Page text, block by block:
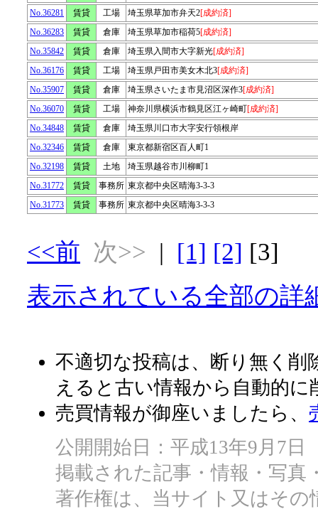
No.36281
賃貸 工場 埼玉県草加市弁天2[成約済]
No.36283
賃貸 倉庫 埼玉県草加市稲荷5[成約済]
No.35842
賃貸 倉庫 埼玉県入間市大字新光[成約済]
No.36176
賃貸 工場 埼玉県戸田市美女木北3[成約済]
No.35907
賃貸 倉庫 埼玉県さいたま市見沼区深作3[成約済]
No.36070
賃貸 工場 神奈川県横浜市鶴見区江ヶ崎町[成約済]
No.34848
賃貸 倉庫
埼玉県川口市大字安行領根岸
No.32346
賃貸 倉庫
東京都新宿区百人町1
No.32198
賃貸 土地
埼玉県越谷市川柳町1
No.31772
賃貸 事務所 東京都中央区晴海3-3-3
No.31773
賃貸 事務所 東京都中央区晴海3-3-3
<<前 次>> | [1] [2] [3]
表示されている全部の詳
不適切な投稿は、断り無く削
えると古い情報から自動的に
売買情報が御座いましたら、
公開開始日：平成13年9月7日
掲載された記事・情報・写真
著作権は、当サイト又はその